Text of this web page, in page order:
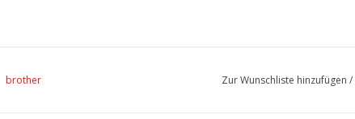
brother Zur Wunschliste hinzufügen /